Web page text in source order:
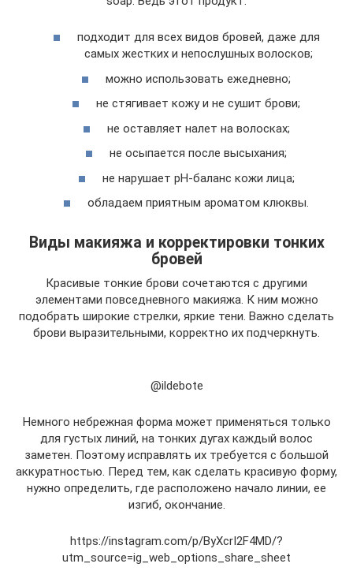
подходит для всех видов бровей, даже для
самых жестких и непослушных волосков;
можно использовать ежедневно;
не стягивает кожу и не сушит брови;
не оставляет налет на волосках;
не осыпается после высыхания;
не нарушает pH-баланс кожи лица;
обладаем приятным ароматом клюквы.
Виды макияжа и корректировки тонких
бровей
Красивые тонкие брови сочетаются с другими
элементами повседневного макияжа. К ним можно
подобрать широкие стрелки, яркие тени. Важно сделать
брови выразительными, корректно их подчеркнуть.
@ildebote
Немного небрежная форма может применяться только
для густых линий, на тонких дугах каждый волос
заметен. Поэтому исправлять их требуется с большой
аккуратностью. Перед тем, как сделать красивую форму,
нужно определить, где расположено начало линии, ее
изгиб, окончание.
https://instagram.com/p/ByXcrI2F4MD/?
utm_source=ig_web_options_share_sheet